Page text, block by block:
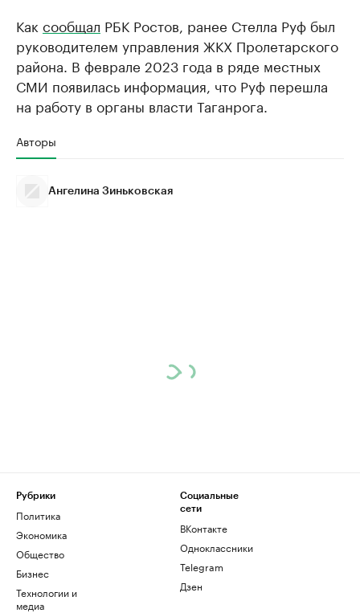
Как сообщал РБК Ростов, ранее Стелла Руф был
руководителем управления ЖКХ Пролетарского
района. В феврале 2023 года в ряде местных
СМИ появилась информация, что Руф перешла
на работу в органы власти Таганрога.
Авторы
Ангелина Зиньковская
Рубрики
Политика
Экономика
Общество
Бизнес
Технологии и
медиа
Социальные
сети
ВКонтакте
Одноклассники
Telegram
Дзен